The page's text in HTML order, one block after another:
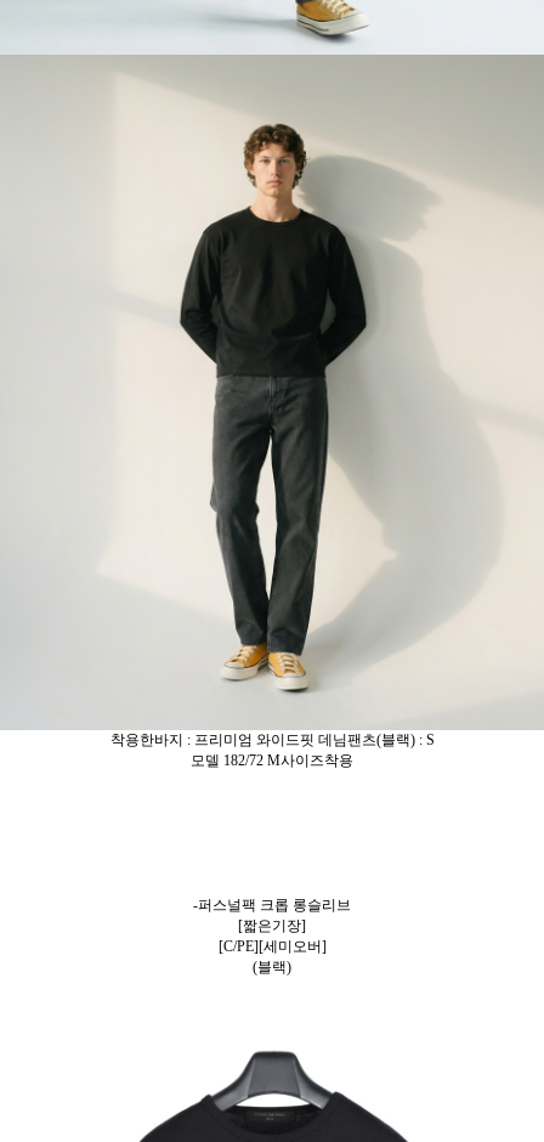
착용한바지 : 프리미엄 와이드핏 데님팬츠(블랙) : S
모델 182/72 M사이즈착용
-퍼스널팩 크롭 롱슬리브
[짧은기장]
[C/PE][세미오버]
(블랙)